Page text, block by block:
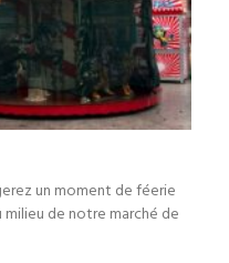
un moment de féerie
de notre marché de